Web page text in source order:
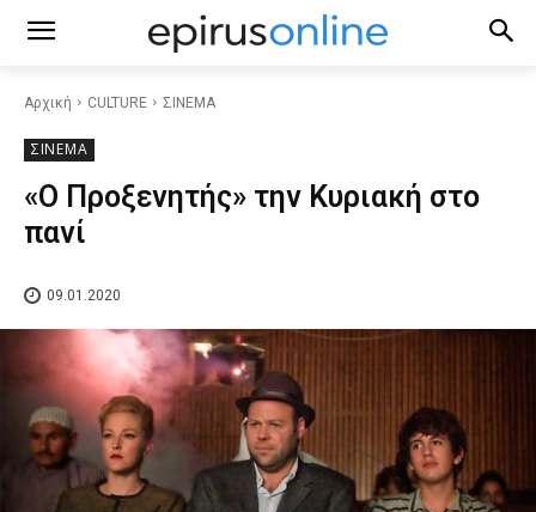
Αρχική CULTURE ΣΙΝΕΜΑ
ΣΙΝΕΜΑ
«Ο Προξενητής» την Κυριακή στο
πανί
09.01.2020